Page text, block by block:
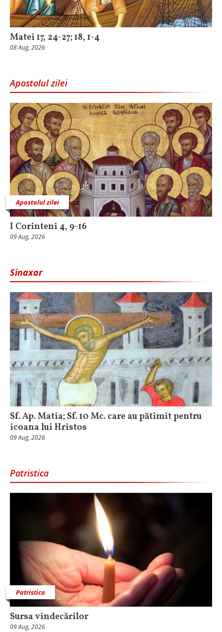
Matei 17, 24-27; 18, 1-4
08 Aug, 2026
Apostolul zilei
Apostolul zilei
I Corinteni 4, 9-16
09 Aug, 2026
Sinaxar
Sf. Ap. Matia; Sf. 10 Mc. care au pătimit pentru
icoana lui Hristos
09 Aug, 2026
Patristica
Patristica
Sursa vindecărilor
09 Aug, 2026